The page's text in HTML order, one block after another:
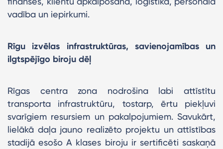
vadība un iepirkumi.
Rīgu izvēlas infrastruktūras, savienojamības un
ilgtspējīgo biroju dēļ
Rīgas centra zona nodrošina labi attīstītu
transporta infrastruktūru, tostarp, ērtu piekļuvi
svarīgiem resursiem un pakalpojumiem. Savukārt,
lielākā daļa jauno realizēto projektu un attīstības
stadijā esošo A klases biroju ir sertificēti saskaņā